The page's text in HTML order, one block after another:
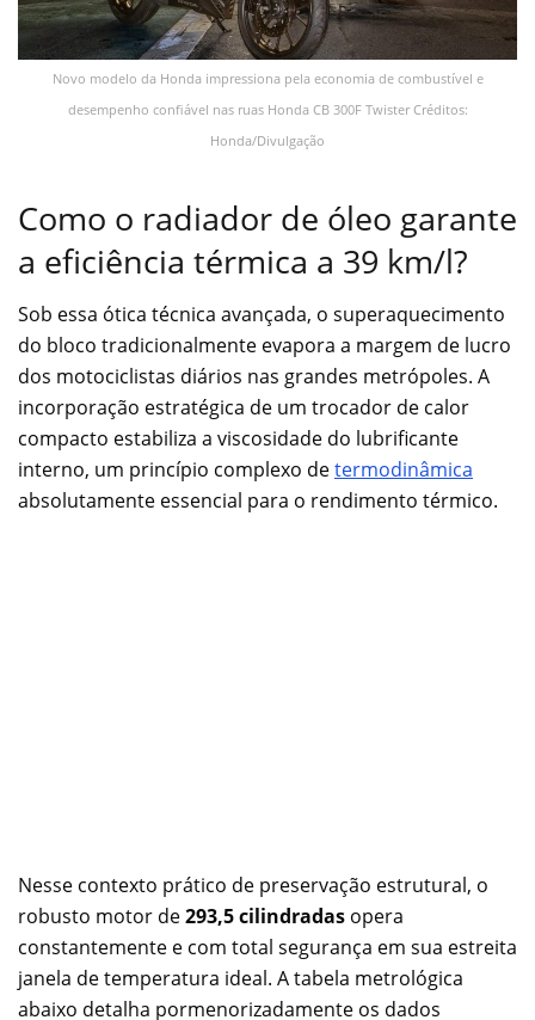
Novo modelo da Honda impressiona pela economia de combustível e
desempenho confiável nas ruas Honda CB 300F Twister Créditos:
Honda/Divulgação
Como o radiador de óleo garante
a eficiência térmica a 39 km/l?
Sob essa ótica técnica avançada, o superaquecimento
do bloco tradicionalmente evapora a margem de lucro
dos motociclistas diários nas grandes metrópoles. A
incorporação estratégica de um trocador de calor
compacto estabiliza a viscosidade do lubrificante
interno, um princípio complexo determodinâmica
absolutamente essencial para o rendimento térmico.
Nesse contexto prático de preservação estrutural, o
robusto motor de293,5 cilindradas opera
constantemente e com total segurança em sua estreita
janela de temperatura ideal. A tabela metrológica
abaixo detalha pormenorizadamente os dados